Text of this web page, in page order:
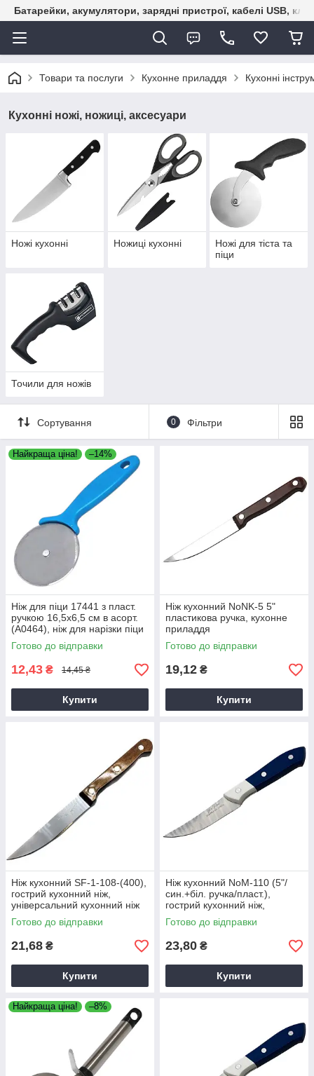
Батарейки, акумулятори, зарядні пристрої, кабелі USB,
Товари та послуги Кухонне приладдя Кухонні
Кухонні ножі, ножиці, аксесуари
Ножі кухонні Ножиці кухонні
Ножі для тіста та
піци
Точили для ножів
Сортування 0 Фільтри
Найкраща ціна! –14%
Ніж для піци 17441 з пласт.
ручкою 16,5х6,5 см в асорт.
(А0464), ніж для нарізки піци
Готово до відправки
12,43 ₴ 14,45 ₴
Купити
Ніж кухонний NoNK-5 5"
пластикова ручка, кухонне
приладдя
Готово до відправки
19,12 ₴
Купити
Ніж кухонний SF-1-108-(400),
гострий кухонний ніж,
універсальний кухонний ніж
Готово до відправки
21,68 ₴
Купити
Ніж кухонний NoМ-110 (5"/
син.+біл. ручка/пласт.),
гострий кухонний ніж,
універсальний кухонний ніж
Готово до відправки
23,80 ₴
Купити
Найкраща ціна! –8%